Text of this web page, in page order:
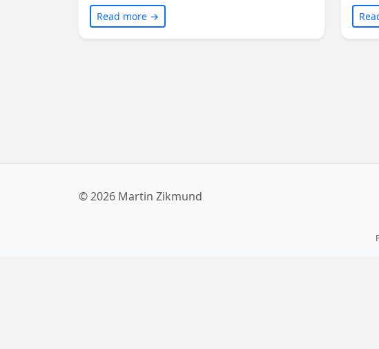
že vaše aplikace bude správně fungovat na
všech verzích Windows 10.
Read more →
app
this
© 2026 Martin Zikmund